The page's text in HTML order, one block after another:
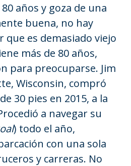
años y goza de una
buena, no hay
que es demasiado viejo
más de 80 años,
para preocuparse. Jim
Wisconsin, compró
30 pies en 2015, a la
a navegar su
) todo el año,
con una sola
y carreras. No